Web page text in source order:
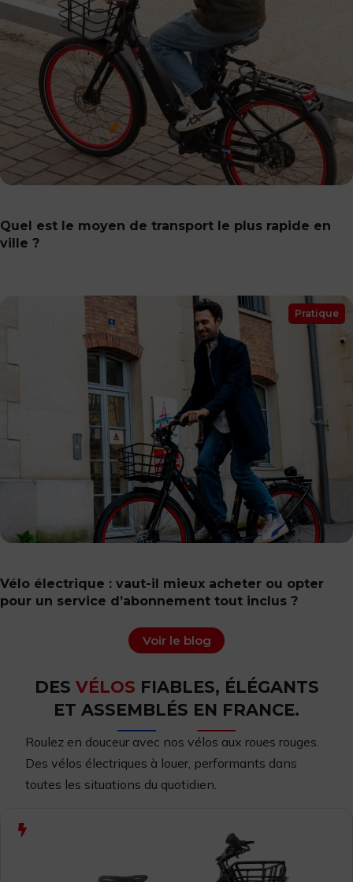
Quel est le moyen de transport le plus rapide en
ville ?
Pratique
Vélo électrique : vaut-il mieux acheter ou opter
pour un service d’abonnement tout inclus ?
Voir le blog
DES VÉLOS FIABLES, ÉLÉGANTS
ET ASSEMBLÉS EN FRANCE.
Roulez en douceur avec nos vélos aux roues rouges.
Des vélos électriques à louer, performants dans
toutes les situations du quotidien.